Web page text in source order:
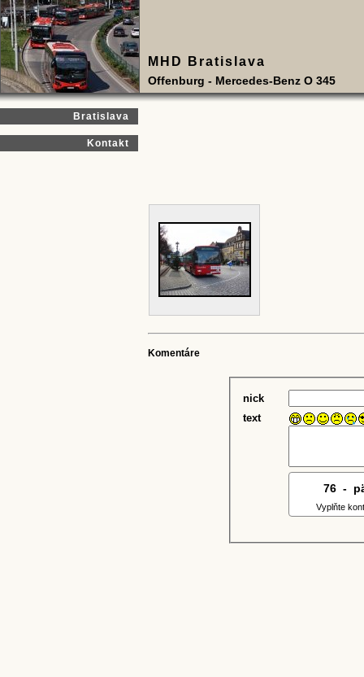
MHD Bratislava
Offenburg - Mercedes-Benz O 345
Bratislava
Kontakt
Komentáre
nick
text
76 -
Vyplňte